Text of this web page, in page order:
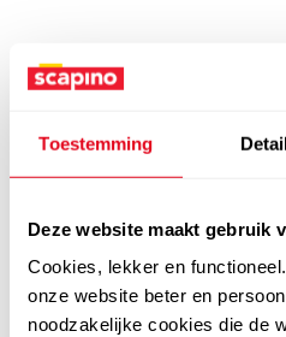
Toestemming
Deze website maakt gebruik
Cookies, lekker en
onze website beter en
noodzakelijke cookies die de